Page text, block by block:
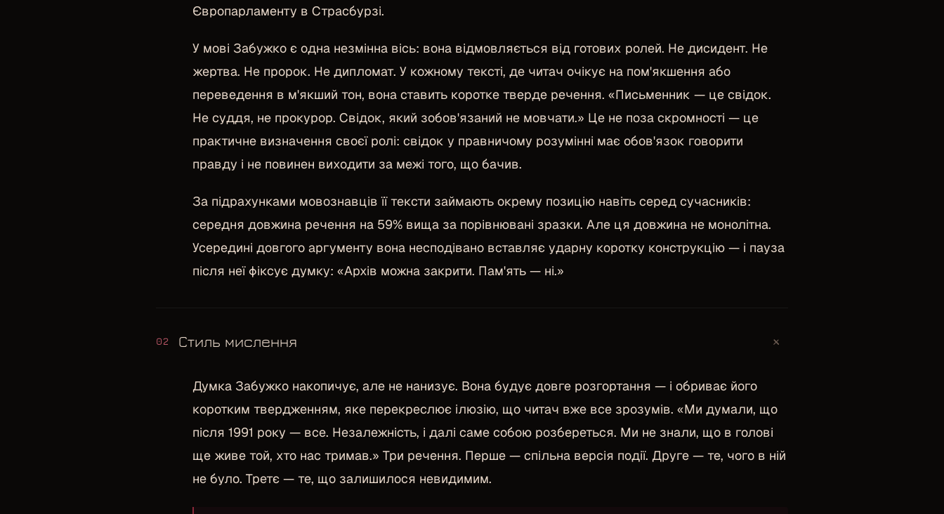
Європарламенту в Страсбурзі.
У мові Забужко є одна незмінна вісь: вона відмовляється від готових ролей. Не дисидент. Не
жертва. Не пророк. Не дипломат. У кожному тексті, де читач очікує на пом'якшення або
переведення в м'якший тон, вона ставить коротке тверде речення. «Письменник — це свідок.
Не суддя, не прокурор. Свідок, який зобов'язаний не мовчати.» Це не поза скромності — це
практичне визначення своєї ролі: свідок у правничому розумінні має обов'язок говорити
правду і не повинен виходити за межі того, що бачив.
За підрахунками мовознавців її тексти займають окрему позицію навіть серед сучасників:
середня довжина речення на 59% вища за порівнювані зразки. Але ця довжина не монолітна.
Усередині довгого аргументу вона несподівано вставляє ударну коротку конструкцію — і пауза
після неї фіксує думку: «Архів можна закрити. Пам'ять — ні.»
02 Стиль мислення +
Думка Забужко накопичує, але не нанизує. Вона будує довге розгортання — і обриває його
коротким твердженням, яке перекреслює ілюзію, що читач вже все зрозумів. «Ми думали, що
після 1991 року — все. Незалежність, і далі саме собою розбереться. Ми не знали, що в голові
ще живе той, хто нас тримав.» Три речення. Перше — спільна версія події. Друге — те, чого в ній
не було. Третє — те, що залишилося невидимим.